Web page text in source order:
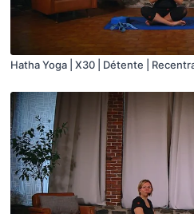
Hatha Yoga | X30 | Détente |